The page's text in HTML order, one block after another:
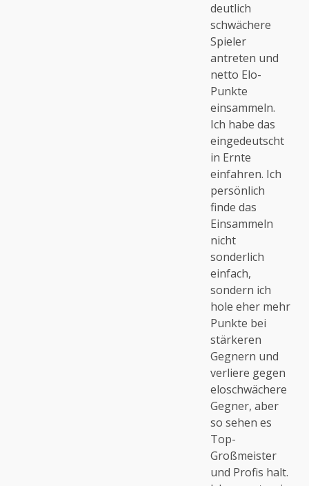
deutlich
schwächere
Spieler
antreten und
netto Elo-
Punkte
einsammeln.
Ich habe das
eingedeutscht
in Ernte
einfahren. Ich
persönlich
finde das
Einsammeln
nicht
sonderlich
einfach,
sondern ich
hole eher mehr
Punkte bei
stärkeren
Gegnern und
verliere gegen
eloschwächere
Gegner, aber
so sehen es
Top-
Großmeister
und Profis halt.